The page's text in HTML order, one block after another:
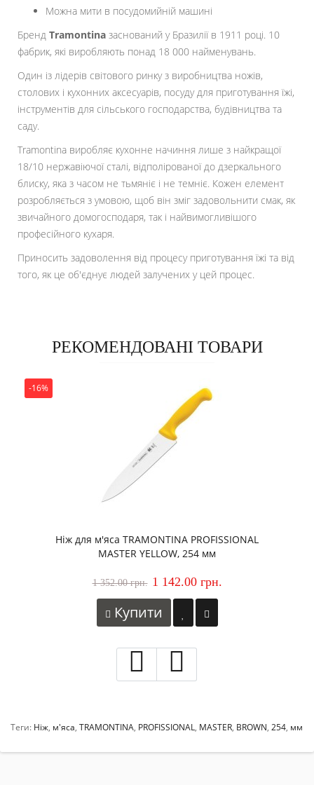
Можна мити в посудомийній машині
Бренд Tramontina заснований у Бразилії в 1911 році. 10
фабрик, які виробляють понад 18 000 найменувань.
Один із лідерів світового ринку з виробництва ножів,
столових і кухонних аксесуарів, посуду для приготування їжі,
інструментів для сільського господарства, будівництва та
саду.
Tramontina виробляє кухонне начиння лише з найкращої
18/10 нержавіючої сталі, відполірованої до дзеркального
блиску, яка з часом не тьмяніє і не темніє. Кожен елемент
розробляється з умовою, щоб він зміг задовольнити смак, як
звичайного домогосподаря, так і найвимогливішого
професійного кухаря.
Приносить задоволення від процесу приготування їжі та від
того, як це об'єднує людей залучених у цей процес.
РЕКОМЕНДОВАНІ ТОВАРИ
-16%
Ніж для м'яса TRAMONTINA PROFISSIONAL
MASTER YELLOW, 254 мм
1 352.00 грн. 1 142.00 грн.
Купити
Теги: Ніж, м'яса, TRAMONTINA, PROFISSIONAL, MASTER, BROWN, 254, мм